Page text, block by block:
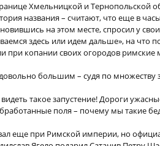
Хмельницкой и Тернопольской
названия – считают, что еще в
на этом месте, спросил у
здесь или идем дальше», на что
при копании своих огородов
большим – судя по
такое запустение! Дороги
поля – почему мы такие
еще при Римской империи, но